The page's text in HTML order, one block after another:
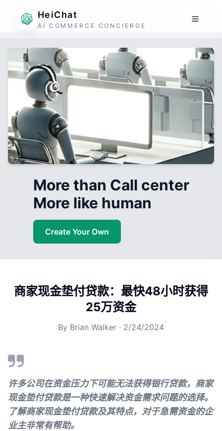
HeiChat
AI COMMERCE CONCIERGE
More than Call center
More like human
Create Your Own
商家现金垫付贷款：最快48小时获得
25万资金
By Brian Walker · 2/24/2024
许多公司在资金压力下可能无法获得银行贷款，商家
现金垫付贷款是一种快速解决资金需求问题的选择。
了解商家现金垫付贷款及其特点，对于急需资金的企
业主非常有帮助。